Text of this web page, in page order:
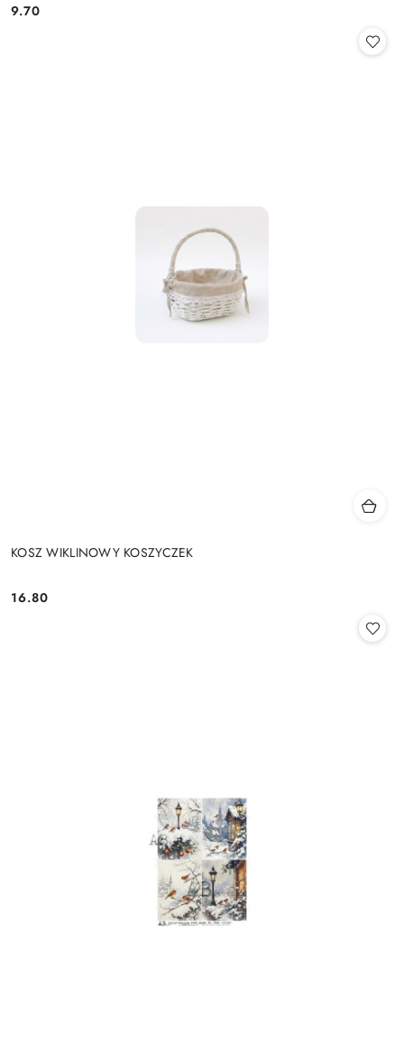
Cena:
9.70
KOSZ WIKLINOWY KOSZYCZEK
Cena:
16.80